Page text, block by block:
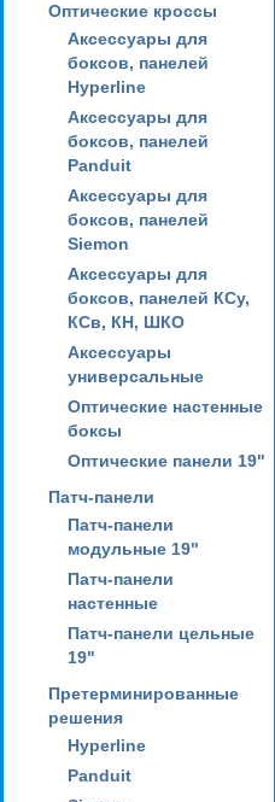
Оптические кроссы
Аксессуары для
боксов, панелей
Hyperline
Аксессуары для
боксов, панелей
Panduit
Аксессуары для
боксов, панелей
Siemon
Аксессуары для
боксов, панелей КСу,
КСв, КН, ШКО
Аксессуары
универсальные
Оптические настенные
боксы
Оптические панели 19"
Патч-панели
Патч-панели
модульные 19"
Патч-панели
настенные
Патч-панели цельные
19"
Претерминированные
решения
Hyperline
Panduit